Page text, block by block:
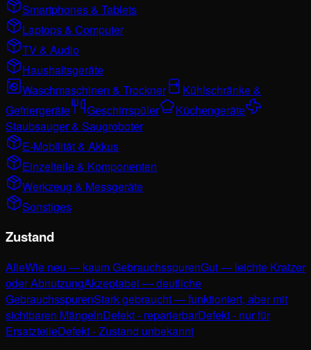
Smartphones & Tablets
Laptops & Computer
TV & Audio
Haushaltsgeräte
Waschmaschinen & Trockner
Kühlschränke &
Gefriergeräte
Geschirrspüler
Küchengeräte
Staubsauger & Saugroboter
E-Mobilität & Akkus
Einzelteile & Komponenten
Werkzeug & Messgeräte
Sonstiges
Zustand
AlleWie neu — kaum GebrauchsspurenGut — leichte Kratzer
oder AbnutzungAkzeptabel — deutliche
GebrauchsspurenStark gebraucht — funktioniert, aber mit
sichtbaren MängelnDefekt - reparierbarDefekt - nur für
ErsatzteileDefekt - Zustand unbekannt